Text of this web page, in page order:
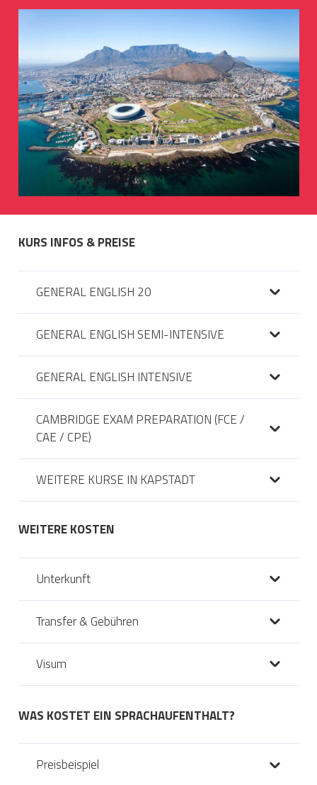
KURS INFOS & PREISE
GENERAL ENGLISH 20
GENERAL ENGLISH SEMI-INTENSIVE
GENERAL ENGLISH INTENSIVE
CAMBRIDGE EXAM PREPARATION (FCE /
CAE / CPE)
WEITERE KURSE IN KAPSTADT
WEITERE KOSTEN
Unterkunft
Transfer & Gebühren
Visum
WAS KOSTET EIN SPRACHAUFENTHALT?
Preisbeispiel